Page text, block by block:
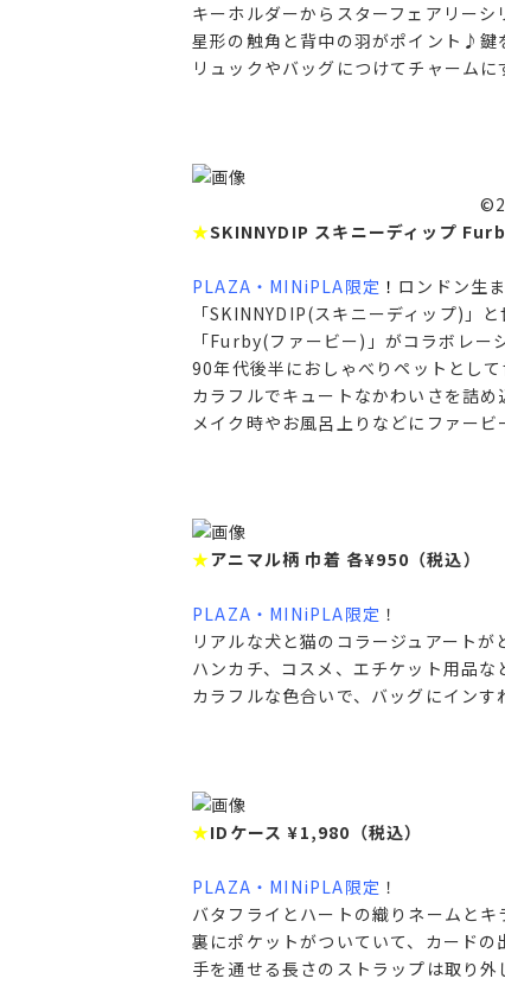
キーホルダーからスターフェアリーシ
星形の触角と背中の羽がポイント♪鍵
リュックやバッグにつけてチャームに
©2024
★SKINNYDIP スキニーディップ
PLAZA・MINiPLA限定 ！ ロンドン生
「SKINNYDIP(スキニーディップ)」
「Furby(ファービー)」がコラボレー
90年代後半におしゃべりペットとし
カラフルでキュートなかわいさを詰め
メイク時やお風呂上りなどにファービ
★アニマル柄 巾着 各¥950（税込）
PLAZA・MINiPLA限定 ！
リアルな犬と猫のコラージュアートが
ハンカチ、コスメ、エチケット用品な
カラフルな色合いで、バッグにイン
★IDケース ¥1,980（税込）
PLAZA・MINiPLA限定 ！
バタフライとハートの織りネームとキ
裏にポケットがついていて、カードの
手を通せる長さのストラップは取り外